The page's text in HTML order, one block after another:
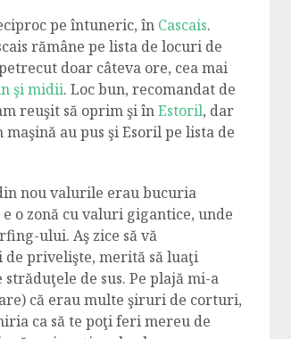
pe întuneric, în Cascais.
rămâne pe lista de locuri de
doar câteva ore, cea mai
şi midii. Loc bun, recomandat de
reuşit să oprim şi înEstoril, dar
au pus şi Esoril pe lista de
nou valurile erau bucuria
o zonă cu valuri gigantice, unde
ului. Aş zice să vă
de privelişte, merită să luaţi
de sus. Pe plajă mi-a
că erau multe şiruri de corturi,
ca să te poţi feri mereu de